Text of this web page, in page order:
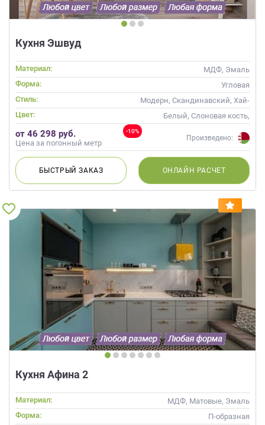
Кухня Эшвуд
Материал:
МДФ, Эмаль
Форма:
Угловая
Стиль:
Модерн, Скандинавский, Хай-
тек, Современные
Цвет:
Белый, Слоновая кость,
Бирюзовый, Оливковый,
Фисташковый, Мятный,
-10%
от 46 298 руб.
Цена за погонный метр
Произведено:
БЫСТРЫЙЗАКАЗ ОНЛАЙН РАСЧЕТ
Кухня Афина 2
Материал:
МДФ, Матовые, Эмаль
Форма:
П-образная